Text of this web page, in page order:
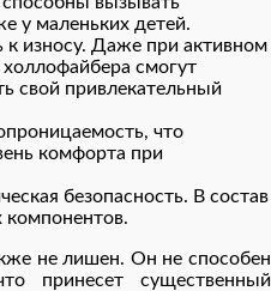
у маленьких детей.
к износу. Даже при активном
смогут
свой привлекательный
что
комфорта при
безопасность. В состав
компонентов.
не лишен. Он не способен
принесет существенный